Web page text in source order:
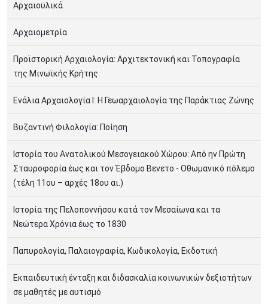
Αρχαιοϋλικά
Αρχαιομετρία
Προϊστορική Αρχαιολογία: Αρχιτεκτονική και Τοπογραφία
της Μινωϊκής Κρήτης
Ενάλια Αρχαιολογία I: Η Γεωαρχαιολογία της Παράκτιας Ζώνης
Βυζαντινή Φιλολογία: Ποίηση
Ιστορία του Ανατολικού Μεσογειακού Χώρου: Από ην Πρώτη
Σταυροφορία έως και τον Έβδομο Βενετο - Οθωμανικό πόλεμο
(τέλη 11ου – αρχές 18ου αι.)
Ιστορία της Πελοποννήσου κατά τον Μεσαίωνα και τα
Νεώτερα Χρόνια έως το 1830
Παπυρολογία, Παλαιογραφία, Κωδικολογία, Εκδοτική
Εκπαιδευτική ένταξη και διδασκαλία κοινωνικών δεξιοτήτων
σε μαθητές με αυτισμό